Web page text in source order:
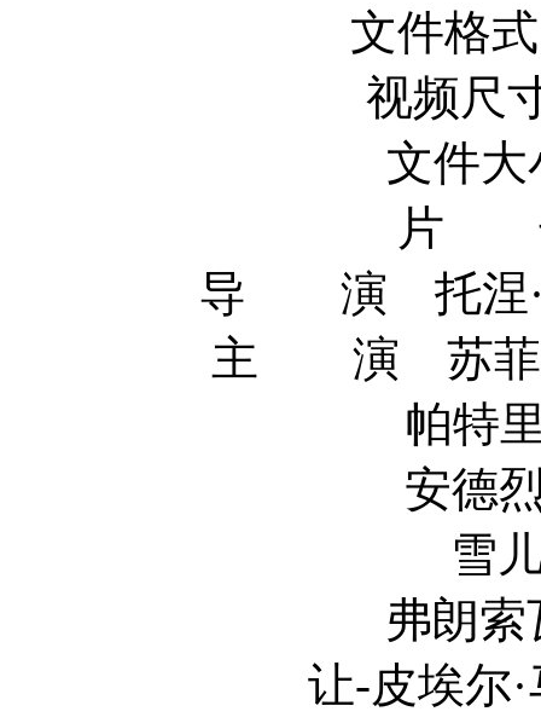
文件格
视频尺
文件
片
导 演 托涅·马
主 演 苏菲·
帕特里克·
安德烈·维
雪儿薇·瓦
弗朗索瓦·莫
让-皮埃尔·马里